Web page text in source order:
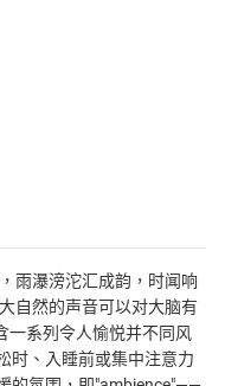
雨瀑滂沱汇成韵，时闻响
自然的声音可以对大脑有
一系列令人愉悦并不同风
时、入睡前或集中注意力